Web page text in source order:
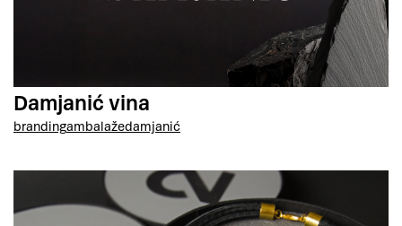
Damjanić vina
brandingambalažedamjanić